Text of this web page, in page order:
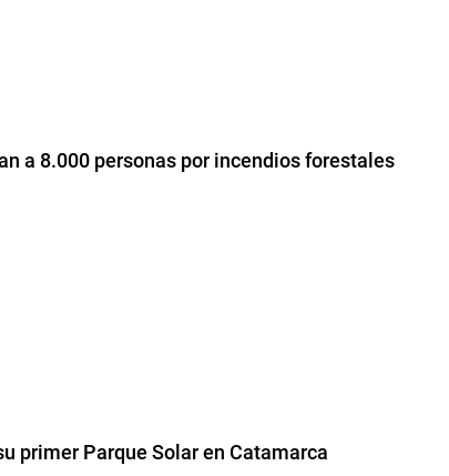
a 8.000 personas por incendios forestales
primer Parque Solar en Catamarca